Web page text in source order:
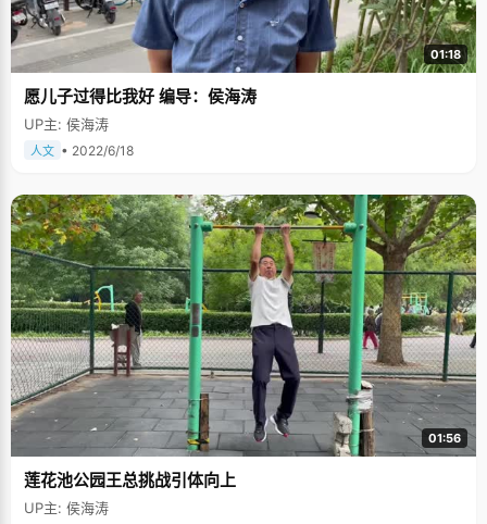
01:18
愿儿子过得比我好 编导：侯海涛
UP主: 侯海涛
人文 • 2022/6/18
01:56
莲花池公园王总挑战引体向上
UP主: 侯海涛